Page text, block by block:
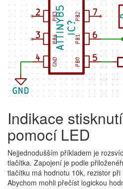
Indikace
pomocí LED
Nejjednodušším příkladem je
tlačítka. Zapojení je podle
tlačítku má hodnotu 10k, rezistor
Abychom mohli přečíst logickou